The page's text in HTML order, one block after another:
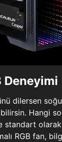
Deneyimi
dilersen
Hangi
standart
RGB fan,